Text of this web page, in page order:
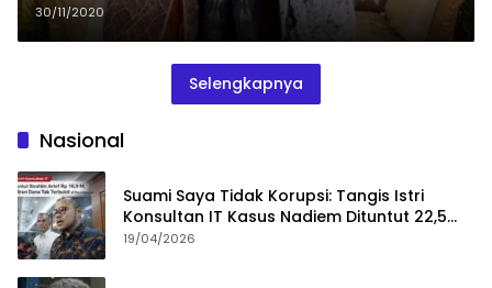
30/11/2020
Selengkapnya
Nasional
Suami Saya Tidak Korupsi: Tangis Istri
Konsultan IT Kasus Nadiem Dituntut 22,5
Tahun
19/04/2026